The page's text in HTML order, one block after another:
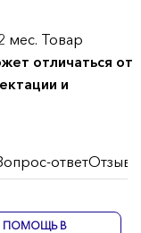
мес. Товар
отличаться от
и
ответОтзывы
ПОМОЩЬ В